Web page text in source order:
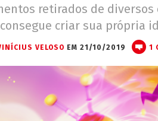
retirados de
criar sua própria
VELOSO EM 21/10/2019 1